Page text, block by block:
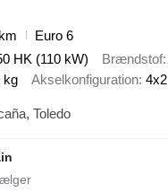
Euro 6
HK (110 kW) Brændstof
kg Akselkonfiguration 4x2
Toledo